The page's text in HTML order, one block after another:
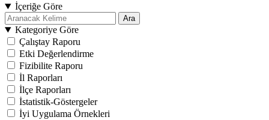
İçeriğe Göre
Ara
Kategoriye Göre
Çalıştay Raporu
Etki Değerlendirme
Fizibilite Raporu
İl Raporları
İlçe Raporları
İstatistik-Göstergeler
İyi Uygulama Örnekleri